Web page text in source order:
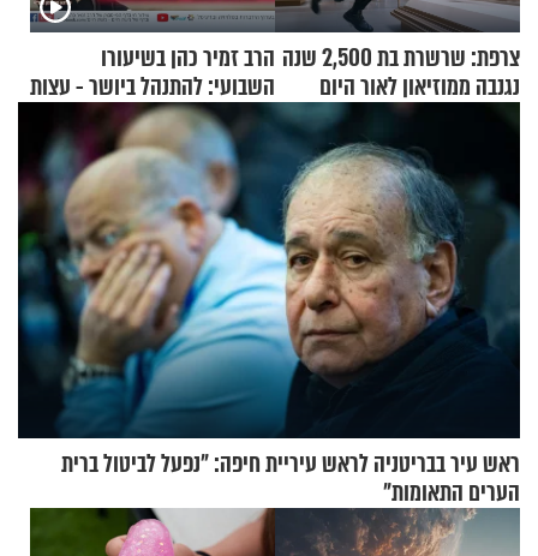
צרפת: שרשרת בת 2,500 שנה
נגנבה ממוזיאון לאור היום
הרב זמיר כהן בשיעורו
השבועי: להתנהל ביושר - עצות
ורווחים
ראש עיר בבריטניה לראש עיריית חיפה: ״נפעל לביטול ברית
הערים התאומות״